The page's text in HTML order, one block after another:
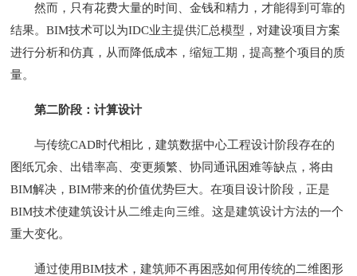
然而，只有花费大量的时间、金钱和精力，才能得到可靠的
结果。BIM技术可以为IDC业主提供汇总模型，对建设项目方案
进行分析和仿真，从而降低成本，缩短工期，提高整个项目的质
量。
第二阶段：计算设计
与传统CAD时代相比，建筑数据中心工程设计阶段存在的
图纸冗余、出错率高、变更频繁、协同通讯困难等缺点，将由
BIM解决，BIM带来的价值优势巨大。在项目设计阶段，正是
BIM技术使建筑设计从二维走向三维。这是建筑设计方法的一个
重大变化。
通过使用BIM技术，建筑师不再困惑如何用传统的二维图形